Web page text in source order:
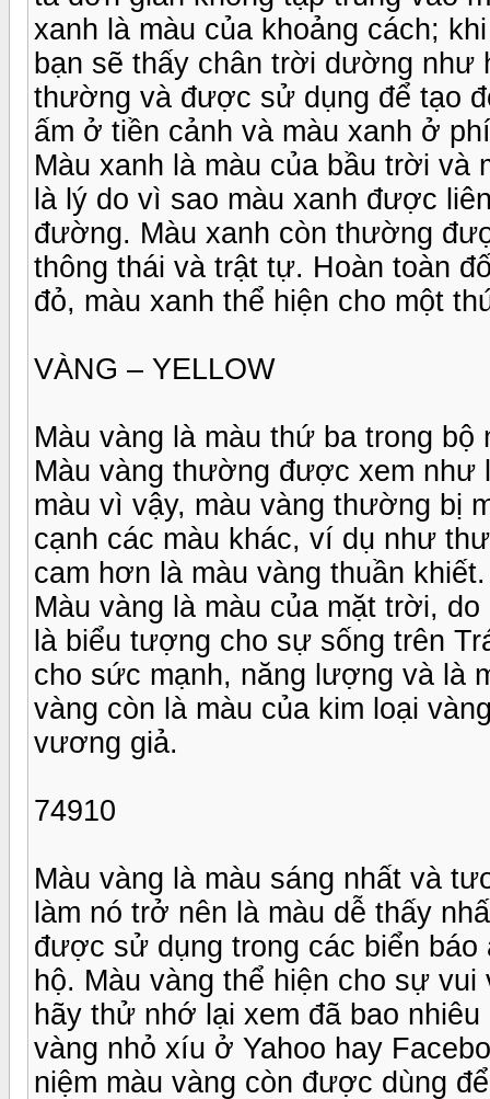
xanh là màu của khoảng cách;
bạn sẽ thấy chân trời dường
thường và được sử dụng để tạo
ấm ở tiền cảnh và màu xanh ở
Màu xanh là màu của bầu trời
là lý do vì sao màu xanh được
đường. Màu xanh còn thường
thông thái và trật tự. Hoàn toàn
đỏ, màu xanh thể hiện cho một
VÀNG – YELLOW
Màu vàng là màu thứ ba trong
Màu vàng thường được xem như
màu vì vậy, màu vàng thường bị
cạnh các màu khác, ví dụ như
cam hơn là màu vàng thuần khiết.
Màu vàng là màu của mặt trời,
là biểu tượng cho sự sống trên
cho sức mạnh, năng lượng và là
vàng còn là màu của kim loại
vương giả.
74910
Màu vàng là màu sáng nhất và
làm nó trở nên là màu dễ thấy
được sử dụng trong các biển
hộ. Màu vàng thể hiện cho sự
hãy thử nhớ lại xem đã bao
vàng nhỏ xíu ở Yahoo hay
niệm màu vàng còn được dùng